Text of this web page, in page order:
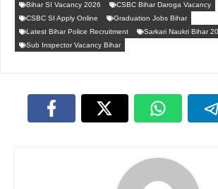
Bihar SI Vacancy 2026
CSBC Bihar Daroga Vacancy
CSBC SI Apply Online
Graduation Jobs Bihar
Latest Bihar Police Recruitment
Sarkari Naukri Bihar
Sub Inspector Vacancy Bihar